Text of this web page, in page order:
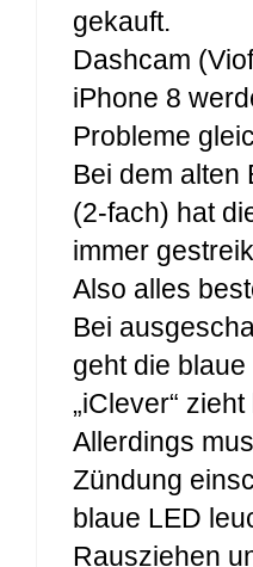
gekauft.
Dashcam
iPhone 8
Probleme
Bei dem alten
(2-fach) hat
immer
Also alles
Bei
geht die
„iClever“
Allerdings
Zündung
blaue LED
Rausziehen